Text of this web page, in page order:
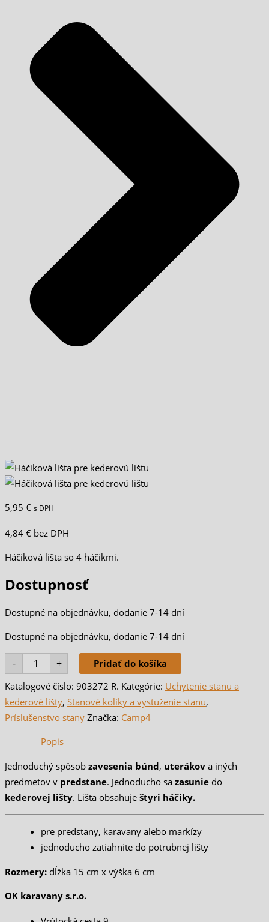
5,95 € s DPH
4,84 € bez DPH
Háčiková lišta so 4 háčikmi.
Dostupnosť
Dostupné na objednávku, dodanie 7-14 dní
Dostupné na objednávku, dodanie 7-14 dní
- +
Pridať do košíka
Katalogové číslo: 903272 R. Kategórie: Uchytenie stanu a
kederové lišty, Stanové kolíky a vystuženie stanu,
Príslušenstvo stany Značka: Camp4
Popis
Jednoduchý spôsob zavesenia búnd, uterákov a iných
predmetov v predstane. Jednoducho sa zasunie do
kederovej lišty. Lišta obsahuje štyri háčiky.
pre predstany, karavany alebo markízy
jednoducho zatiahnite do potrubnej lišty
Rozmery: dĺžka 15 cm x výška 6 cm
OK karavany s.r.o.